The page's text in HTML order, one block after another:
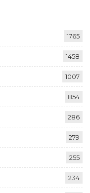
1765
1458
1007
854
286
279
255
234